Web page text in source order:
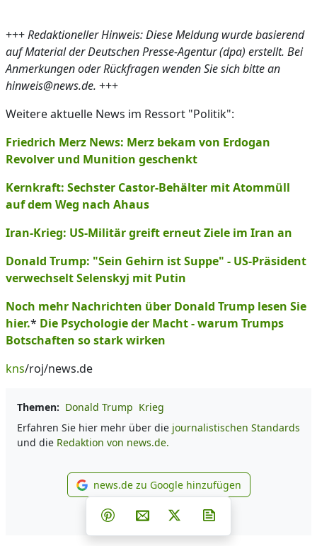
+++Redaktioneller Hinweis: Diese Meldung wurde basierend
auf Material der Deutschen Presse-Agentur (dpa) erstellt. Bei
Anmerkungen oder Rückfragen wenden Sie sich bitte an
hinweis@news.de. +++
Weitere aktuelle News im Ressort "Politik":
Friedrich Merz News: Merz bekam von Erdogan
Revolver und Munition geschenkt
Kernkraft: Sechster Castor-Behälter mit Atommüll
auf dem Weg nach Ahaus
Iran-Krieg: US-Militär greift erneut Ziele im Iran an
Donald Trump: "Sein Gehirn ist Suppe" - US-Präsident
verwechselt Selenskyj mit Putin
Noch mehr Nachrichten über Donald Trump lesen Sie
hier.* Die Psychologie der Macht - warum Trumps
Botschaften so stark wirken
kns/roj/news.de
Themen: Donald Trump Krieg
Erfahren Sie hier mehr über die journalistischen Standards
und die Redaktion von news.de.
news.de zu Google
news.de zu Google hinzufügen
Teilen auf Facebook
Teilen auf Whatsapp
Teilen auf Telegram
Teilen auf Pinterest
Per E-Mail teilen
Post auf X